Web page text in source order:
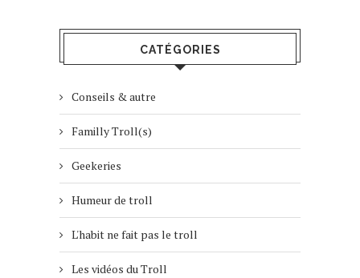
CATÉGORIES
Conseils & autre
Familly Troll(s)
Geekeries
Humeur de troll
L'habit ne fait pas le troll
Les vidéos du Troll